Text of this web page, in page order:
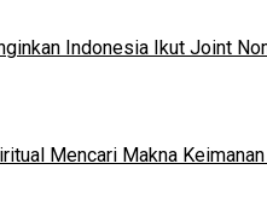
Indonesia Ikut Joint
Mencari Makna